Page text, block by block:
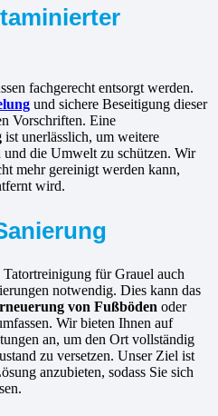
fachgerecht entsorgt werden.
und sichere Beseitigung dieser
Vorschriften. Eine
ist unerlässlich, um weitere
die Umwelt zu schützen. Wir
mehr gereinigt werden kann,
wird.
für Grauel auch
notwendig. Dies kann das
von Fußböden oder
Wir bieten Ihnen auf
an, um den Ort vollständig
zu versetzen. Unser Ziel ist
anzubieten, sodass Sie sich